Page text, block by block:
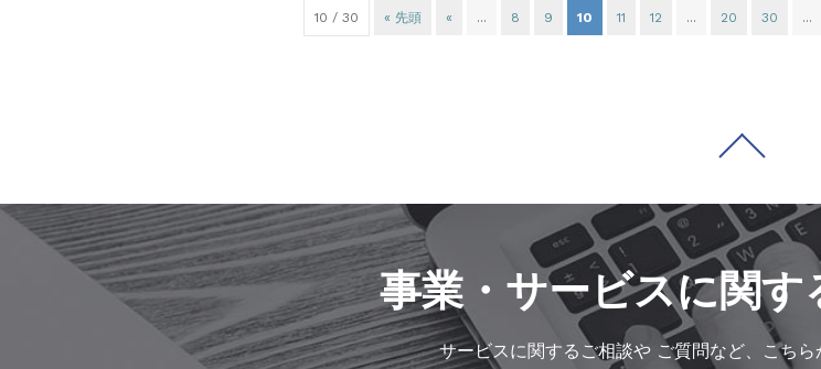
10 / 30 « 先頭 « ... 8 9 10 11 12 ... 20 30 ...
事業・サービスに関す
サービスに関するご相談やご質問など、こちら